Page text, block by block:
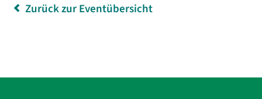
Zurück zur Eventübersicht